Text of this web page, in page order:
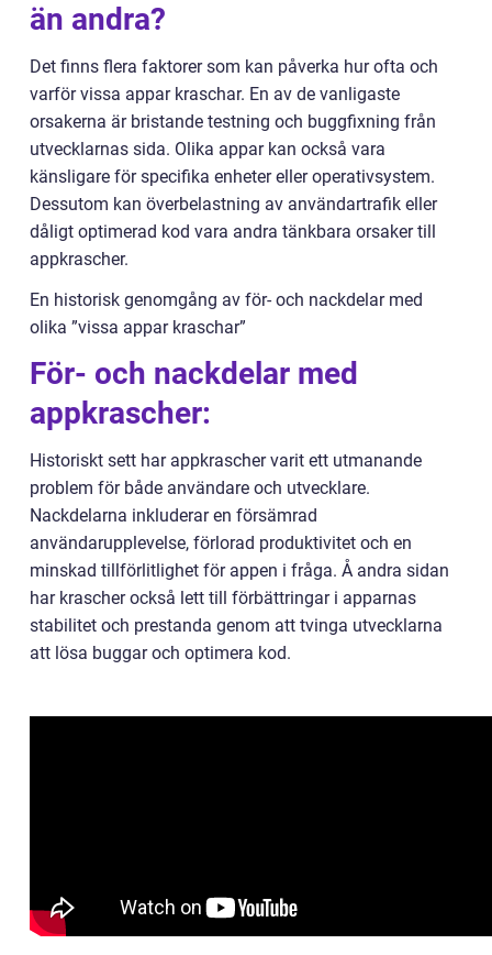
än andra?
Det finns flera faktorer som kan påverka hur ofta och
varför vissa appar kraschar. En av de vanligaste
orsakerna är bristande testning och buggfixning från
utvecklarnas sida. Olika appar kan också vara
känsligare för specifika enheter eller operativsystem.
Dessutom kan överbelastning av användartrafik eller
dåligt optimerad kod vara andra tänkbara orsaker till
appkrascher.
En historisk genomgång av för- och nackdelar med
olika ”vissa appar kraschar”
För- och nackdelar med
appkrascher:
Historiskt sett har appkrascher varit ett utmanande
problem för både användare och utvecklare.
Nackdelarna inkluderar en försämrad
användarupplevelse, förlorad produktivitet och en
minskad tillförlitlighet för appen i fråga. Å andra sidan
har krascher också lett till förbättringar i apparnas
stabilitet och prestanda genom att tvinga utvecklarna
att lösa buggar och optimera kod.